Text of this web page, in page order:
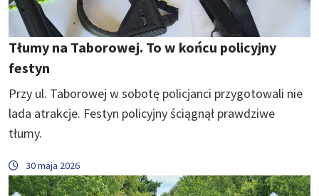
Tłumy na Taborowej. To w końcu policyjny
festyn
Przy ul. Taborowej w sobotę policjanci przygotowali nie
lada atrakcje. Festyn policyjny ściągnął prawdziwe
tłumy.
30 maja 2026